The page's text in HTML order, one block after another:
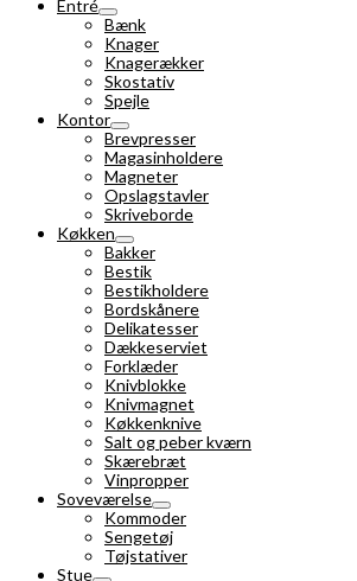
Entré
Bænk
Knager
Knagerækker
Skostativ
Spejle
Kontor
Brevpresser
Magasinholdere
Magneter
Opslagstavler
Skriveborde
Køkken
Bakker
Bestik
Bestikholdere
Bordskånere
Delikatesser
Dækkeserviet
Forklæder
Knivblokke
Knivmagnet
Køkkenknive
Salt og peber kværn
Skærebræt
Vinpropper
Soveværelse
Kommoder
Sengetøj
Tøjstativer
Stue